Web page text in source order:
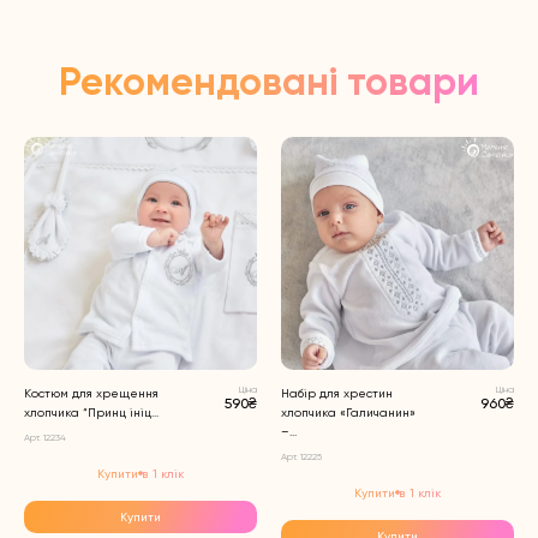
Рекомендовані товари
Костюм для хрещення
хлопчика “Принц ініц...
Арт. 12234
Ціна
590₴
Купити в 1 клік
Купити
Набір для хрестин
хлопчика «Галичанин»
–...
Арт. 12225
Ціна
960₴
Купити в 1 клік